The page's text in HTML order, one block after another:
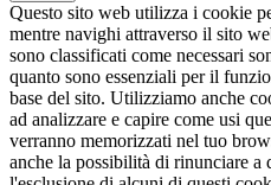
Questo sito web utilizza i cookie
mentre navighi attraverso il sito
sono classificati come necessari
quanto sono essenziali per il
base del sito. Utilizziamo anche
ad analizzare e capire come usi
verranno memorizzati nel tuo
anche la possibilità di rinunciare a